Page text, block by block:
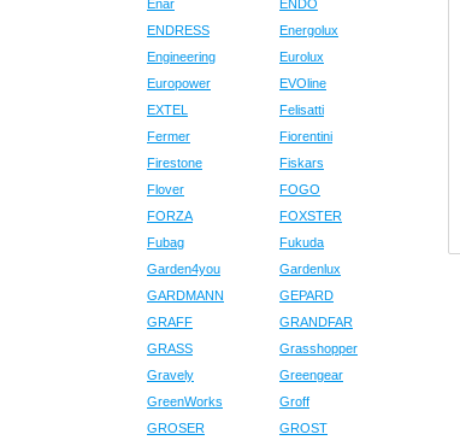
Enar
ENDO
ENDRESS
Energolux
Engineering
Eurolux
Europower
EVOline
EXTEL
Felisatti
Fermer
Fiorentini
Firestone
Fiskars
Flover
FOGO
FORZA
FOXSTER
Fubag
Fukuda
Garden4you
Gardenlux
GARDMANN
GEPARD
GRAFF
GRANDFAR
GRASS
Grasshopper
Gravely
Greengear
GreenWorks
Groff
GROSER
GROST